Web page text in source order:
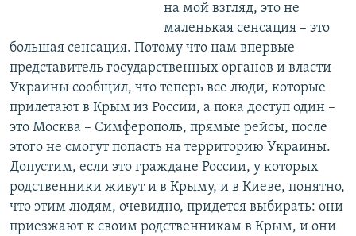
на мой взгляд, это не
маленькая сенсация – это
большая сенсация. Потому что нам впервые
представитель государственных органов и власти
Украины сообщил, что теперь все люди, которые
прилетают в Крым из России, а пока доступ один –
это Москва – Симферополь, прямые рейсы, после
этого не смогут попасть на территорию Украины.
Допустим, если это граждане России, у которых
родственники живут и в Крыму, и в Киеве, понятно,
что этим людям, очевидно, придется выбирать: они
приезжают к своим родственникам в Крым, и они